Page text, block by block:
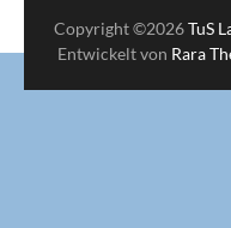
Copyright ©2026TuS
Entwickelt von Rara